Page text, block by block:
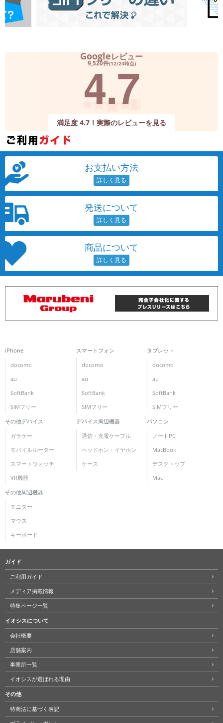
Googleレビュー
9,520件(12/24時点)
4.7
満足度 4.7！実際のレビューを見る
お支払い方法
発送について
商品について
iPhone
docomo
au
SoftBank
SIMフリー
スマートフォン
docomo
au
SoftBank
SIMフリー
タブレット
docomo
au
SoftBank
SIMフリー
その他デバイス
ガラケー
モバイルルーター
スマートウォッチ
VR機器
デバイス周辺機器
通信・充電ケーブル
ヘッドホン・イヤホン
ケース
パソコン
ノートPC
MacBook
デスクトップ
Mac
その他周辺機器
モニター
マウス
キーボード
ガイド
ご利用ガイド
メディア掲載情報
特集ページ一覧
イオシスについて
会社概要
店舗案内
事業所一覧
イオシスが選ばれる理由
その他
特商法に基づく表記